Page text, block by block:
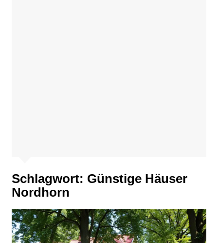
Schlagwort: Günstige Häuser
Nordhorn